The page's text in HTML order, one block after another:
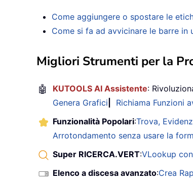
Come aggiungere o spostare le
Come si fa ad avvicinare le barre in
Migliori Strumenti per la
🤖 KUTOOLS AI Assistente:
Genera Grafici
Richiama Funzioni
Funzionalità Popolari:Trova,
Arrotondamento senza usare la
Super RICERCA.VERT:VLookup
Elenco a discesa avanzato:Crea